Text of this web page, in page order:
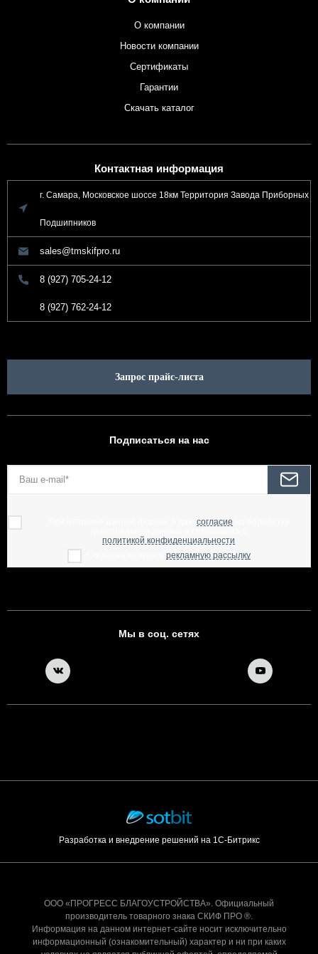
О компании
Новости компании
Сертификаты
Гарантии
Скачать каталог
Контактная информация
г. Самара, Московское шоссе 18км Территория Завода Приборных
Подшипников
sales@tmskifpro.ru
8 (927) 705-24-12
8 (927) 762-24-12
Запрос прайс-листа
Подписаться на нас
согласие
политикой конфиденциальности
рекламную рассылку
Мы в соц. сетях
Разработка и внедрение решений на 1С-Битрикс
ООО «ПРОГРЕСС БЛАГОУСТРОЙСТВА». Официальный
производитель товарного знака СКИФ ПРО ®.
Информация на данном интернет-сайте носит исключительно
информационный (ознакомительный) характер и ни при каких